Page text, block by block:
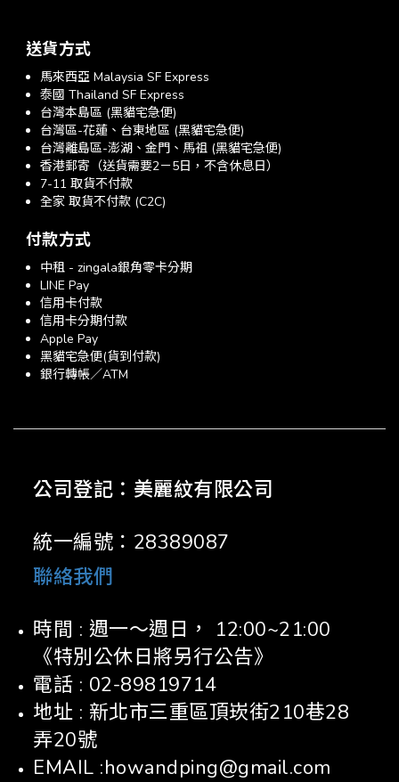
送貨方式
馬來西亞 Malaysia SF Express
泰國 Thailand SF Express
台灣本島區 (黑貓宅急便)
台灣區-花蓮、台東地區 (黑貓宅急便)
台灣離島區-澎湖、金門、馬祖 (黑貓宅急便)
香港郵寄（送貨需要2－5日，不含休息日）
7-11 取貨不付款
全家 取貨不付款 (C2C)
付款方式
中租 - zingala銀角零卡分期
LINE Pay
信用卡付款
信用卡分期付款
Apple Pay
黑貓宅急便(貨到付款)
銀行轉帳／ATM
公司登記：美麗紋有限公司
統一編號：28389087
聯絡我們
時間 : 週一～週日， 12:00~21:00
《特別公休日將另行公告》
電話 : 02-89819714
地址 : 新北市三重區頂崁街210巷28
弄20號
EMAIL :howandping@gmail.com